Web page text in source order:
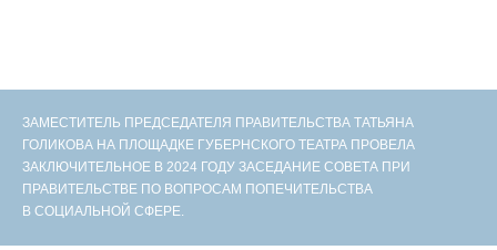
ЗАМЕСТИТЕЛЬ ПРЕДСЕДАТЕЛЯ ПРАВИТЕЛЬСТВА ТАТЬЯНА
ГОЛИКОВА НА ПЛОЩАДКЕ ГУБЕРНСКОГО ТЕАТРА ПРОВЕЛА
ЗАКЛЮЧИТЕЛЬНОЕ В 2024 ГОДУ ЗАСЕДАНИЕ СОВЕТА ПРИ
ПРАВИТЕЛЬСТВЕ ПО ВОПРОСАМ ПОПЕЧИТЕЛЬСТВА
В СОЦИАЛЬНОЙ СФЕРЕ.